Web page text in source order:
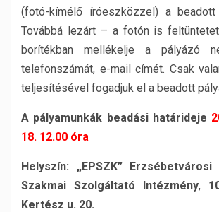
(fotó-kímélő íróeszközzel) a beadott
Továbbá lezárt – a fotón is
borítékban mellékelje a pályázó
telefonszámát, e-mail címét. Csak
teljesítésével fogadjuk el a beadott
A pályamunkák beadási határideje
18. 12.00 óra
Helyszín: „EPSZK”
Szakmai Szolgáltató Intézmény,
Kertész u. 20.